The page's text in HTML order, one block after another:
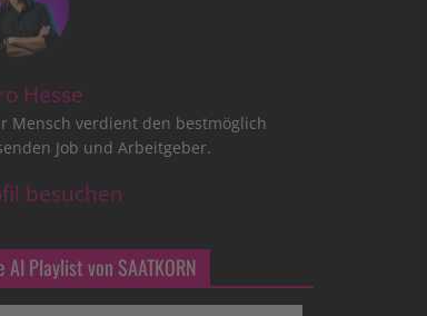
Hesse
Mensch verdient den bestmöglich
Job und Arbeitgeber.
besuchen
AI Playlist von SAATKORN